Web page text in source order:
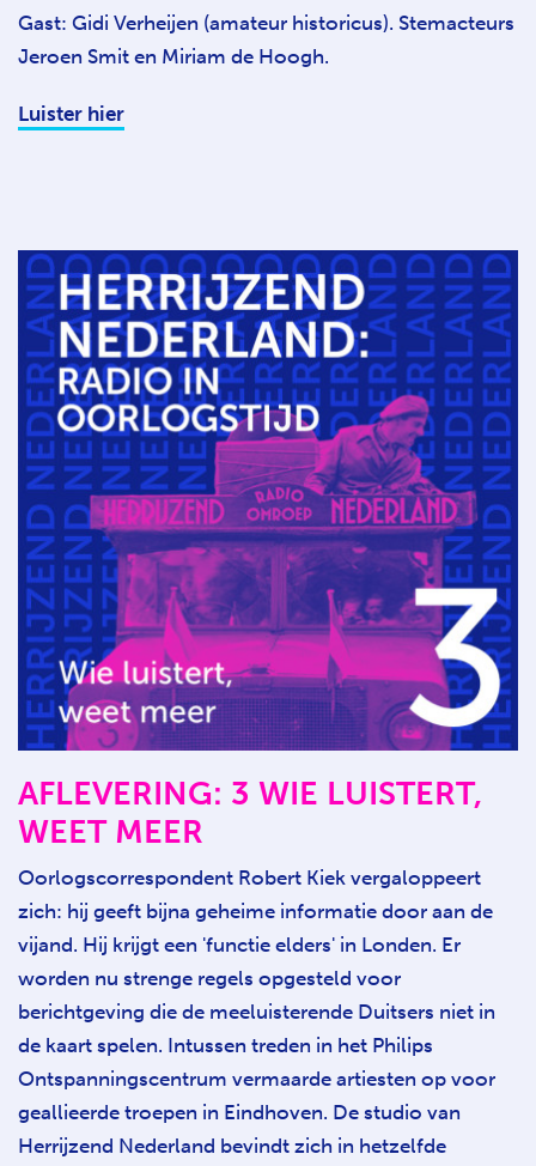
Gast: Gidi Verheijen (amateur historicus). Stemacteurs
Jeroen Smit en Miriam de Hoogh.
Luister hier
AFLEVERING: 3 WIE LUISTERT,
WEET MEER
Oorlogscorrespondent Robert Kiek vergaloppeert
zich: hij geeft bijna geheime informatie door aan de
vijand. Hij krijgt een 'functie elders' in Londen. Er
worden nu strenge regels opgesteld voor
berichtgeving die de meeluisterende Duitsers niet in
de kaart spelen. Intussen treden in het Philips
Ontspanningscentrum vermaarde artiesten op voor
geallieerde troepen in Eindhoven. De studio van
Herrijzend Nederland bevindt zich in hetzelfde